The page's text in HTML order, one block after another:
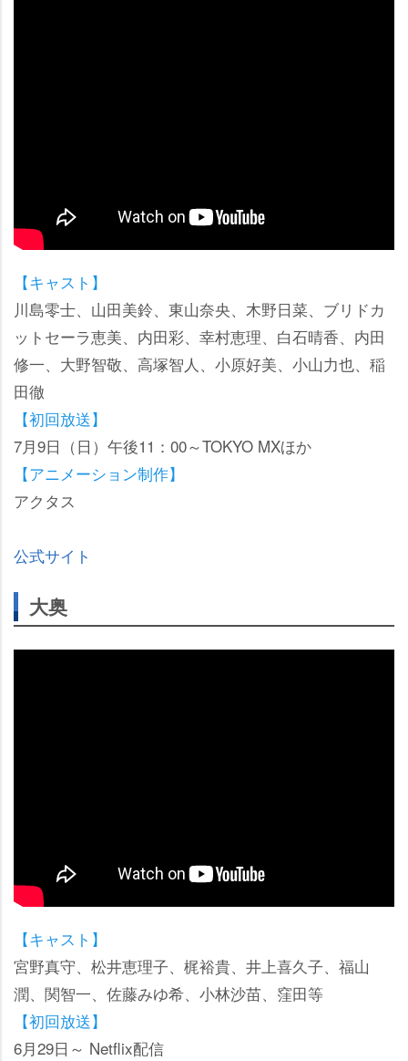
【キャスト】
川島零士、山田美鈴、東山奈央、木野日菜、ブリドカ
ットセーラ恵美、内田彩、幸村恵理、白石晴香、内田
修一、大野智敬、高塚智人、小原好美、小山力也、稲
田徹
【初回放送】
7月9日（日）午後11：00～TOKYO MXほか
【アニメーション制作】
アクタス
公式サイト
大奥
【キャスト】
宮野真守、松井恵理子、梶裕貴、井上喜久子、福山
潤、関智一、佐藤みゆ希、小林沙苗、窪田等
【初回放送】
6月29日～ Netflix配信